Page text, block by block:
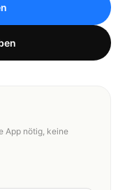
App nötig, keine